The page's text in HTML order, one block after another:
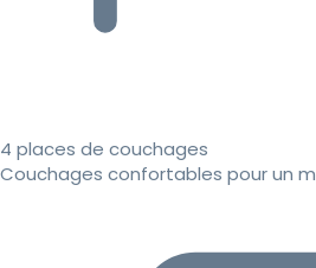
4 places de couchages
Couchages confortables pour un